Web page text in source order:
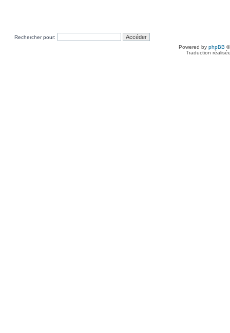
Rechercher pour:
Powered by phpBB
Traduction